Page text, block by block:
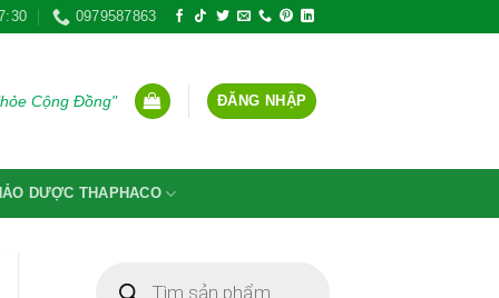
0979587863
Cộng Đồng" ĐĂNG NHẬP
DƯỢC THAPHACO
kiếm